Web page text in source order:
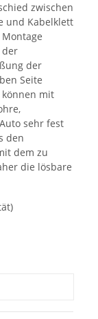
zwischen
und Kabelklett
der
der
Seite
können mit
sehr fest
den
dem zu
die lösbare